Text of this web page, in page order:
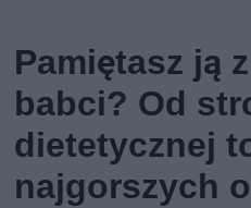
Pamiętasz ją
babci? Od
dietetycznej
najgorszych